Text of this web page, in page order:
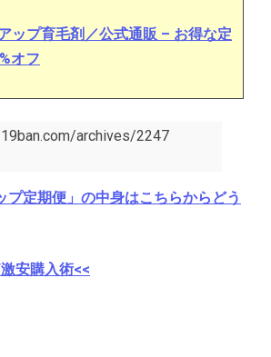
ップ育毛剤／公式通販 – お得な定
オフ‎‎
archives/2247
プ定期便」の中身はこちらからどう
安購入術<<